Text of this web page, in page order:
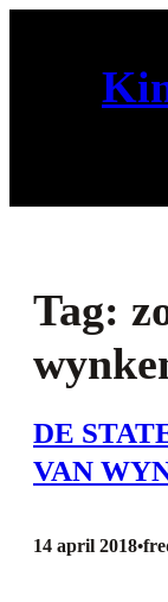
Tag:
DE
VAN
14 april 2018•